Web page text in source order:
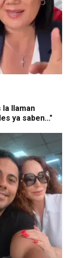
la llaman
ya saben..."